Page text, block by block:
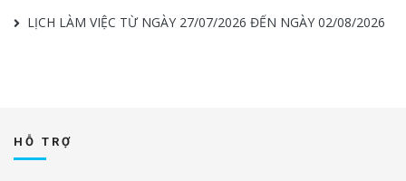
LỊCH LÀM VIỆC TỪ NGÀY 27/07/2026 ĐẾN NGÀY 02/08/2026
HỖ TRỢ